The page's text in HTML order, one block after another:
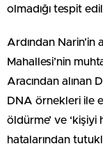
olmadığı tespit
Ardından Narin’in
Mahallesi’nin
Aracından alınan
DNA örnekleri ile
öldürme’ ve ‘kişiyi
hatalarından